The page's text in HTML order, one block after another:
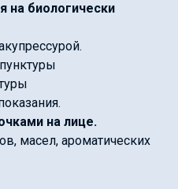
на биологически
на лице.
масел, ароматических